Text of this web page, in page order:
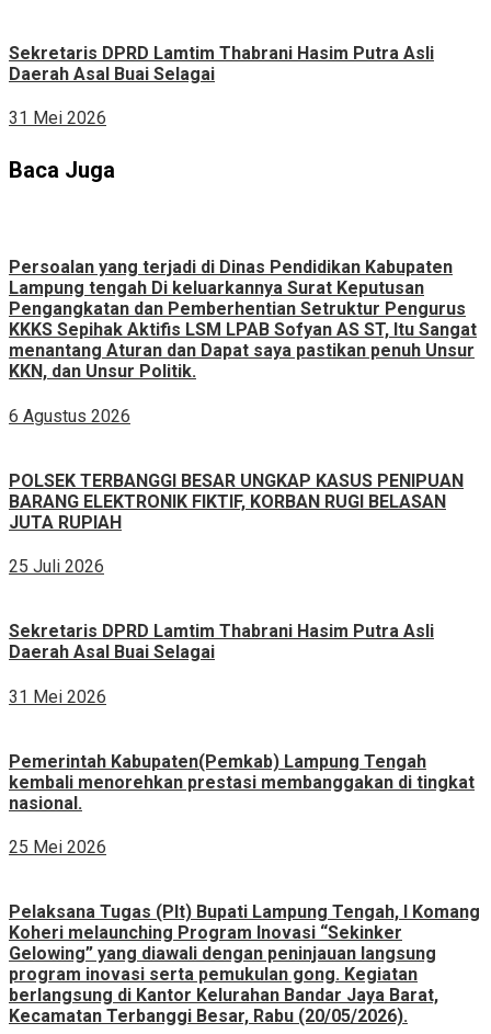
Sekretaris DPRD Lamtim Thabrani Hasim Putra Asli
Daerah Asal Buai Selagai
31 Mei 2026
Baca Juga
Persoalan yang terjadi di Dinas Pendidikan Kabupaten
Lampung tengah Di keluarkannya Surat Keputusan
Pengangkatan dan Pemberhentian Setruktur Pengurus
KKKS Sepihak Aktifis LSM LPAB Sofyan AS ST, Itu Sangat
menantang Aturan dan Dapat saya pastikan penuh Unsur
KKN, dan Unsur Politik.
6 Agustus 2026
POLSEK TERBANGGI BESAR UNGKAP KASUS PENIPUAN
BARANG ELEKTRONIK FIKTIF, KORBAN RUGI BELASAN
JUTA RUPIAH
25 Juli 2026
Sekretaris DPRD Lamtim Thabrani Hasim Putra Asli
Daerah Asal Buai Selagai
31 Mei 2026
Pemerintah Kabupaten(Pemkab) Lampung Tengah
kembali menorehkan prestasi membanggakan di tingkat
nasional.
25 Mei 2026
Pelaksana Tugas (Plt) Bupati Lampung Tengah, I Komang
Koheri melaunching Program Inovasi “Sekinker
Gelowing” yang diawali dengan peninjauan langsung
program inovasi serta pemukulan gong. Kegiatan
berlangsung di Kantor Kelurahan Bandar Jaya Barat,
Kecamatan Terbanggi Besar, Rabu (20/05/2026).